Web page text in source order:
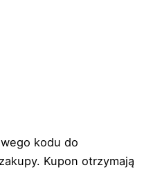
kodu do
Kupon otrzymają